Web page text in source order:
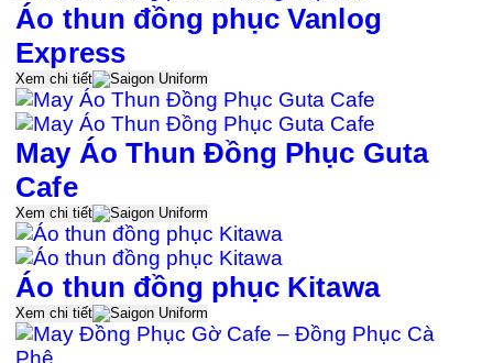
Áo thun đồng phục Vanlog
Express
Xem chi tiết
May Áo Thun Đồng Phục Guta
Cafe
Xem chi tiết
Áo thun đồng phục Kitawa
Xem chi tiết